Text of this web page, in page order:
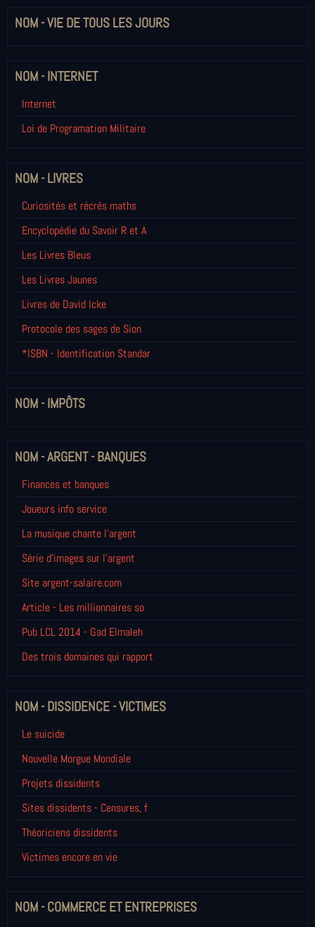
NOM - VIE DE TOUS LES JOURS
NOM - INTERNET
Internet
Loi de Programation Militaire
NOM - LIVRES
Curiosités et récrés maths
Encyclopédie du Savoir R et A
Les Livres Bleus
Les Livres Jaunes
Livres de David Icke
Protocole des sages de Sion
*ISBN - Identification Standar
NOM - IMPÔTS
NOM - ARGENT - BANQUES
Finances et banques
Joueurs info service
La musique chante l'argent
Série d'images sur l'argent
Site argent-salaire.com
Article - Les millionnaires so
Pub LCL 2014 - Gad Elmaleh
Des trois domaines qui rapport
NOM - DISSIDENCE - VICTIMES
Le suicide
Nouvelle Morgue Mondiale
Projets dissidents
Sites dissidents - Censures, f
Théoriciens dissidents
Victimes encore en vie
NOM - COMMERCE ET ENTREPRISES